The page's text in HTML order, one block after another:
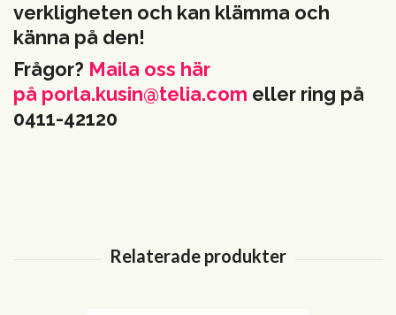
verkligheten och kan klämma och
känna på den!
Frågor? Maila oss här
på porla.kusin@telia.com eller ring på
0411-42120